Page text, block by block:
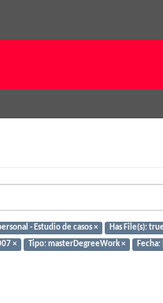
- Estudio de casos ×
Has File(s):
× Tipo: masterDegreeWork ×